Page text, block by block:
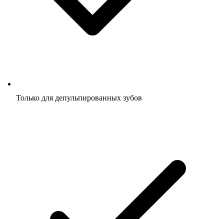
Только для депульпированных зубов